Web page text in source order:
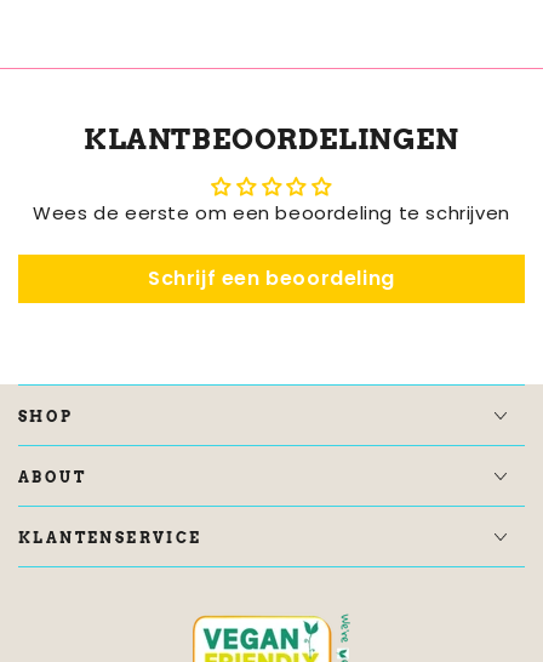
KLANTBEOORDELINGEN
Wees de eerste om een beoordeling te schrijven
Schrijf een beoordeling
SHOP
ABOUT
KLANTENSERVICE